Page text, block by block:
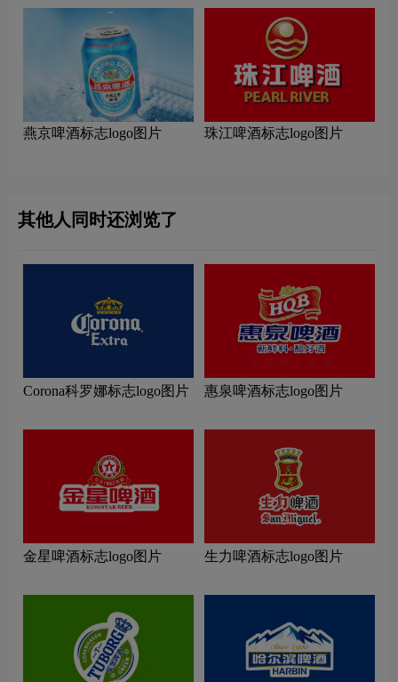
燕京啤酒标志logo图片 珠江啤酒标志logo图片
其他人同时还浏览了
Corona科罗娜标志logo图片 惠泉啤酒标志logo图片
金星啤酒标志logo图片 生力啤酒标志logo图片